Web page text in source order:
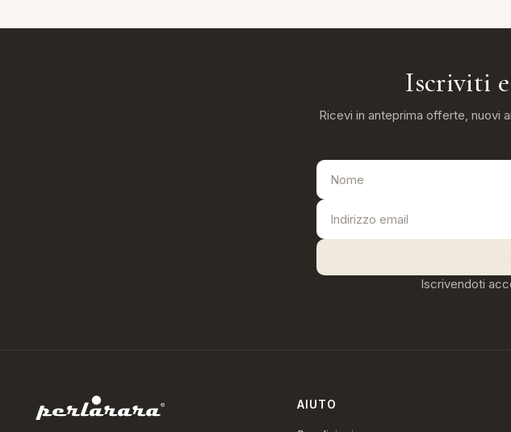
Iscriviti
Ricevi in anteprima offerte, nuovi
Iscrivendoti
AIUTO